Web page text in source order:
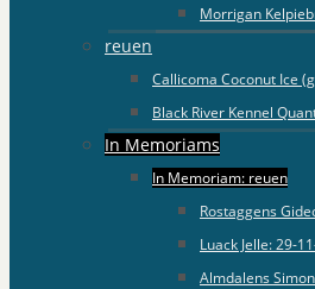
Morrigan
reuen
Callicoma Coconut Ice
Black River Kennel
In Memoriams
In Memoriam: reuen
Rostaggens
Luack Jelle: 29-
Almdalens